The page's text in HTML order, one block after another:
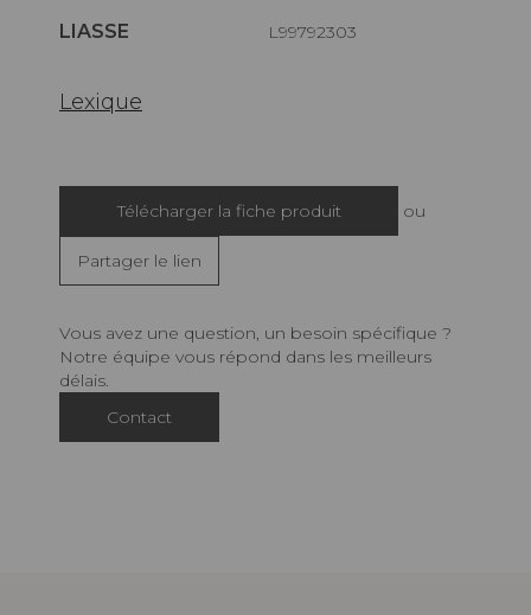
LIASSE L99792303
Lexique
Télécharger la fiche produit ou
Partager le lien
Vous avez une question, un besoin spécifique ?
Notre équipe vous répond dans les meilleurs
délais.
Contact